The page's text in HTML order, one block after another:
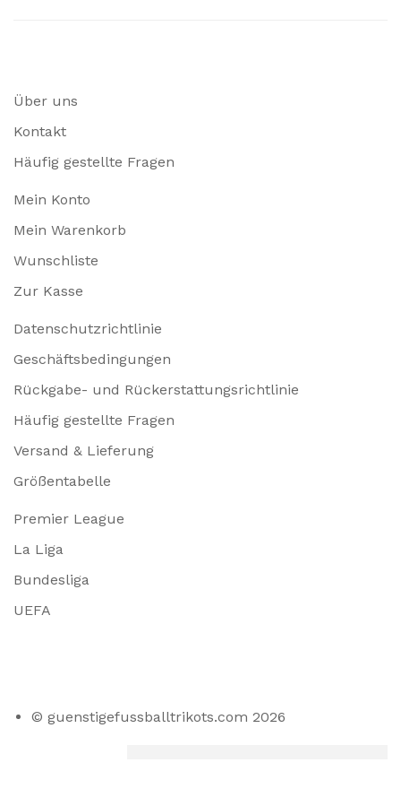
Über uns
Kontakt
Häufig gestellte Fragen
Mein Konto
Mein Warenkorb
Wunschliste
Zur Kasse
Datenschutzrichtlinie
Geschäftsbedingungen
Rückgabe- und Rückerstattungsrichtlinie
Häufig gestellte Fragen
Versand & Lieferung
Größentabelle
Premier League
La Liga
Bundesliga
UEFA
© guenstigefussballtrikots.com 2026